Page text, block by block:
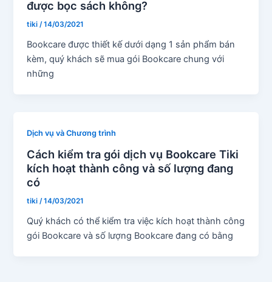
được bọc sách không?
tiki/14/03/2021
Bookcare được thiết kế dưới dạng 1 sản phẩm bán
kèm, quý khách sẽ mua gói Bookcare chung với
những
Dịch vụ và Chương trình
Cách kiểm tra gói dịch vụ Bookcare Tiki
kích hoạt thành công và số lượng đang
có
tiki/14/03/2021
Quý khách có thể kiểm tra việc kích hoạt thành công
gói Bookcare và số lượng Bookcare đang có bằng